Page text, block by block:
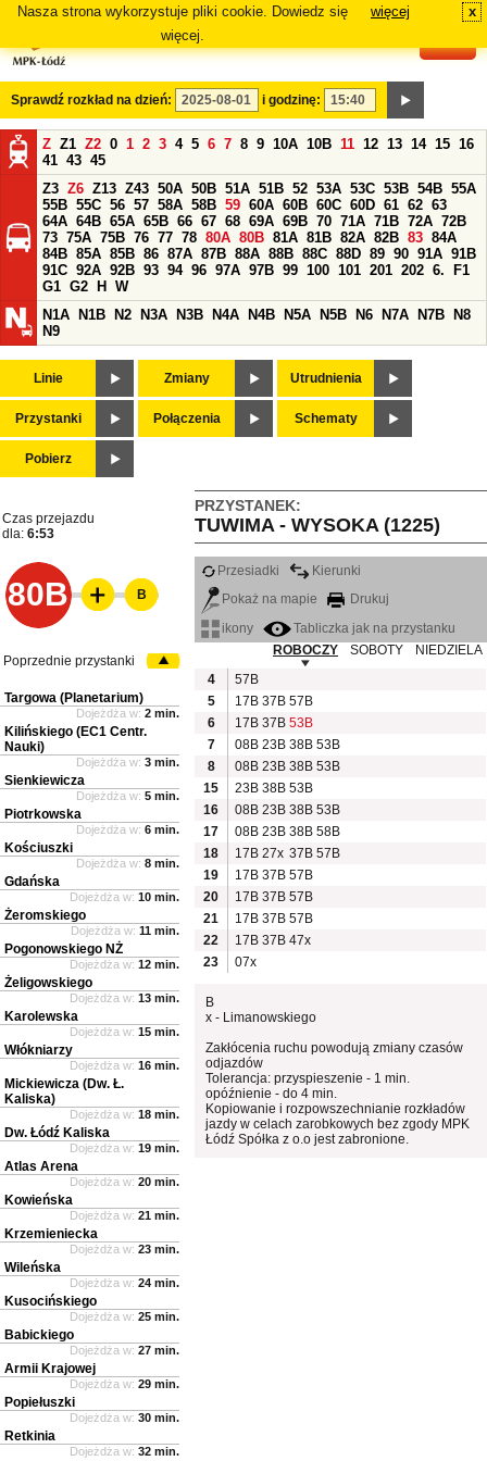
Nasza strona wykorzystuje pliki cookie. Dowiedz się
więcej.
więcej x
Sprawdź rozkład na dzień: i godzinę:
Z Z1 Z2 0 1 2 3 4 5 6 7 8 9 10A 10B 11 12 13 14 15 16
41 43 45
Z3 Z6 Z13 Z43 50A 50B 51A 51B 52 53A 53C 53B 54B 55A
55B 55C 56 57 58A 58B 59 60A 60B 60C 60D 61 62 63
64A 64B 65A 65B 66 67 68 69A 69B 70 71A 71B 72A 72B
73 75A 75B 76 77 78 80A 80B 81A 81B 82A 82B 83 84A
84B 85A 85B 86 87A 87B 88A 88B 88C 88D 89 90 91A 91B
91C 92A 92B 93 94 96 97A 97B 99 100 101 201 202 6.
F1
G1 G2 H
W
N1A
N1B N2 N3A N3B N4A N4B N5A N5B N6 N7A N7B
N8
N9
Linie Zmiany Utrudnienia
Przystanki Połączenia Schematy
Pobierz
PRZYSTANEK:
TUWIMA - WYSOKA (1225)
Czas przejazdu
dla: 6:53
80B
Przesiadki
Kierunki
Pokaż na mapie
Drukuj
ikony
Tabliczka jak na przystanku
ROBOCZY
SOBOTY
NIEDZIELA
4
57B
5
17B 37B 57B
6
17B 37B 53B
7
08B 23B 38B 53B
8
08B 23B 38B 53B
15
23B 38B 53B
16
08B 23B 38B 53B
17
08B 23B 38B 58B
18
17B 27x 37B 57B
19
17B 37B 57B
20
17B 37B 57B
21
17B 37B 57B
22
17B 37B 47x
23
07x
B
x - Limanowskiego
Zakłócenia ruchu powodują zmiany czasów
odjazdów
Tolerancja: przyspieszenie - 1 min.
opóźnienie - do 4 min.
Kopiowanie i rozpowszechnianie rozkładów
jazdy w celach zarobkowych bez zgody MPK
Łódź Spółka z o.o jest zabronione.
B
Poprzednie przystanki
Targowa (Planetarium)
Dojeżdża w: 2 min.
Kilińskiego (EC1 Centr.
Nauki)
Dojeżdża w: 3 min.
Sienkiewicza
Dojeżdża w: 5 min.
Piotrkowska
Dojeżdża w: 6 min.
Kościuszki
Dojeżdża w: 8 min.
Gdańska
Dojeżdża w: 10 min.
Żeromskiego
Dojeżdża w: 11 min.
Pogonowskiego NŻ
Dojeżdża w: 12 min.
Żeligowskiego
Dojeżdża w: 13 min.
Karolewska
Dojeżdża w: 15 min.
Włókniarzy
Dojeżdża w: 16 min.
Mickiewicza (Dw. Ł.
Kaliska)
Dojeżdża w: 18 min.
Dw. Łódź Kaliska
Dojeżdża w: 19 min.
Atlas Arena
Dojeżdża w: 20 min.
Kowieńska
Dojeżdża w: 21 min.
Krzemieniecka
Dojeżdża w: 23 min.
Wileńska
Dojeżdża w: 24 min.
Kusocińskiego
Dojeżdża w: 25 min.
Babickiego
Dojeżdża w: 27 min.
Armii Krajowej
Dojeżdża w: 29 min.
Popiełuszki
Dojeżdża w: 30 min.
Retkinia
Dojeżdża w: 32 min.